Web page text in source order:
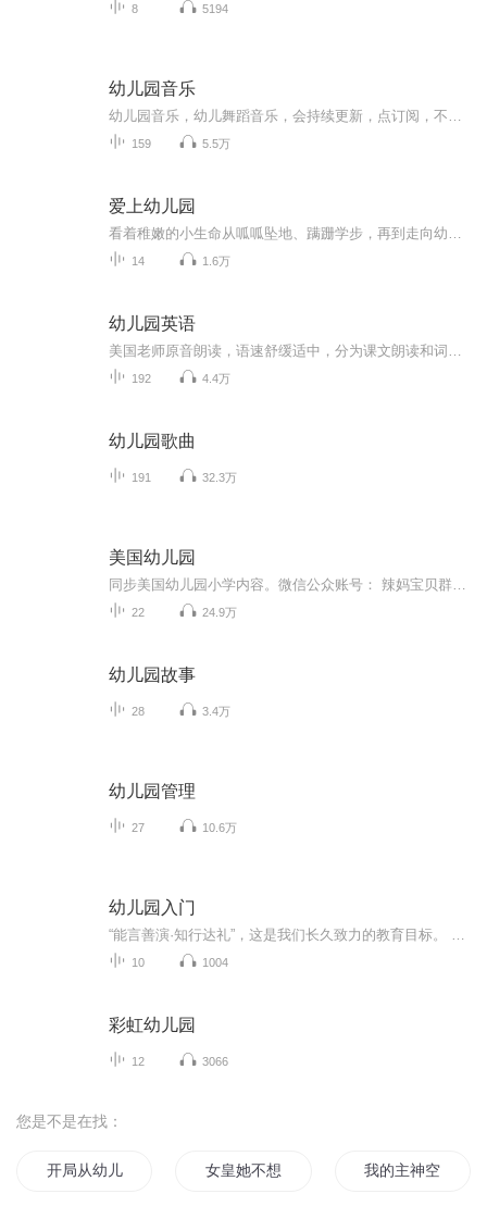
8 5194
幼儿园音乐
159 5.5万
爱上幼儿园
14 1.6万
幼儿园英语
192 4.4万
幼儿园歌曲
191 32.3万
美国幼儿园
22 24.9万
幼儿园故事
28 3.4万
幼儿园管理
27 10.6万
幼儿园入门
10 1004
彩虹幼儿园
12 3066
您是不是在找：
开局从幼儿园开始秦时明女皇她不想上幼儿园 我的主神空间和